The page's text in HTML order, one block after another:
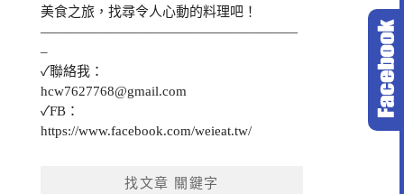
美食之旅，找尋令人心動的料理吧！
———————————————————
–
✓聯絡我：
hcw7627768@gmail.com
✓FB：
https://www.facebook.com/weieat.tw/
找文章 關鍵字